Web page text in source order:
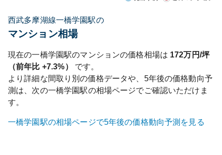
西武多摩湖線一橋学園駅の
マンション相場
現在の一橋学園駅のマンションの価格相場は 172万円/坪
（前年比 +7.3%）
です。
より詳細な間取り別の価格データや、5年後の価格動向予
測は、次の一橋学園駅の相場ページでご確認いただけま
す。
一橋学園 駅の相場ページで5年後の価格動向予測を見る